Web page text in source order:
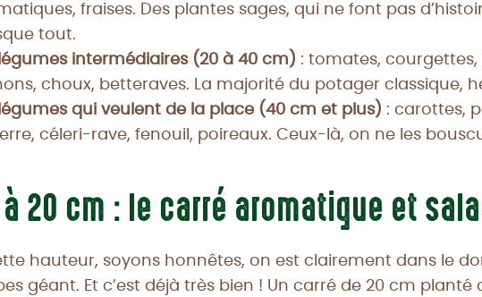
fraises. Des plantes sages, qui ne font pas
tout.
légumes intermédiaires (20 à 40 cm) : tomates,
choux, betteraves. La majorité du potager classique,
légumes qui veulent de la place (40 cm et plus) : carottes,
céleri-rave, fenouil, poireaux. Ceux-là, on ne les
20 cm : le carré aromatique et
hauteur, soyons honnêtes, on est clairement dans le
géant. Et c’est déjà très bien ! Un carré de 20 cm planté